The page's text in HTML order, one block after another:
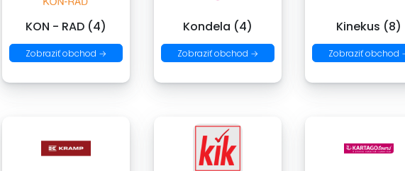
KON - RAD (4)
Zobraziť obchod →
Kondela (4)
Zobraziť obchod →
Kinekus (8)
Zobraziť obchod